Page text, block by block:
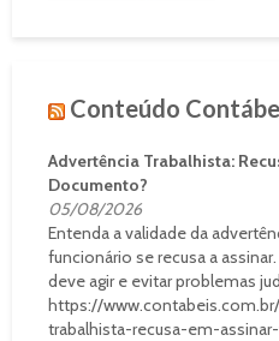
Conteúdo
Advertência Trabalhista:
Documento?
05/08/2026
Entenda a validade da
funcionário se recusa a
deve agir e evitar problemas
https://
trabalhista-recusa-em-